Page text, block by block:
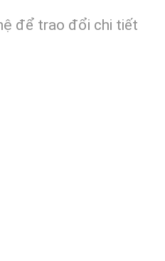
để trao đổi chi tiết